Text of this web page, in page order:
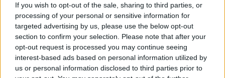
If you wish to opt-out of the sale, sharing to third parties, or
processing of your personal or sensitive information for
targeted advertising by us, please use the below opt-out
section to confirm your selection. Please note that after your
opt-out request is processed you may continue seeing
interest-based ads based on personal information utilized by
us or personal information disclosed to third parties prior to
chez les personnes atteintes de la maladie
d'Alzheimer.
Le menthol semble avoir un effet
immunomodulateur sur le cortex préfrontal, une